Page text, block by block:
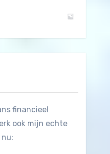
financieel
ook mijn echte